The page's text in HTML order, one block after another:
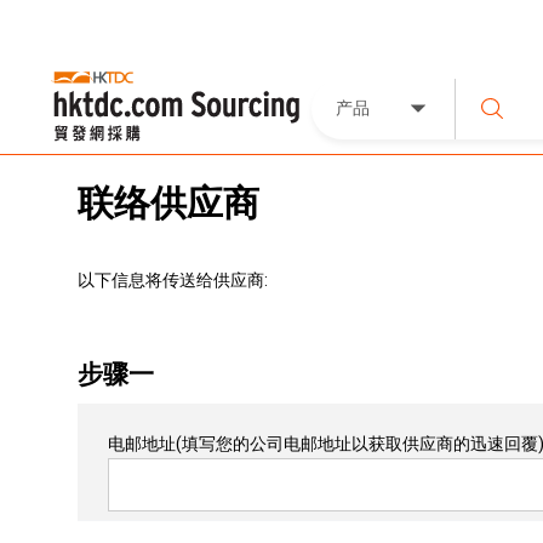
产品
联络供应商
以下信息将传送给供应商:
步骤一
电邮地址(填写您的公司电邮地址以获取供应商的迅速回覆)